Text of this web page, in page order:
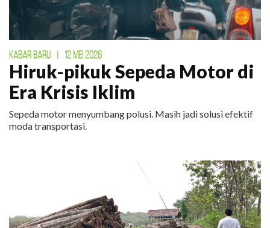
KABAR BARU 12 MEI 2026
Hiruk-pikuk Sepeda Motor di
Era Krisis Iklim
Sepeda motor menyumbang polusi. Masih jadi solusi efektif
moda transportasi.